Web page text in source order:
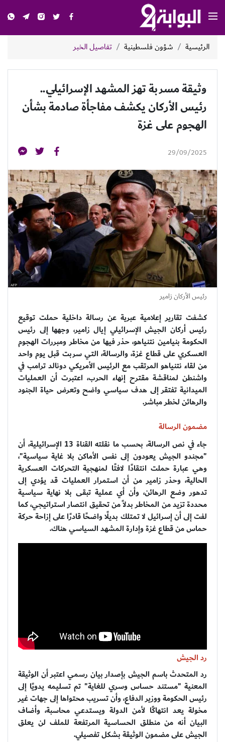
الرئيسية شؤون فلسطينية تفاصيل الخبر
وثيقة مسربة تهز المشهد الإسرائيلي..
رئيس الأركان يكشف مفاجأة صادمة بشأن
الهجوم على غزة
29/09/2025
رئيس الأركان زامير
كشفت تقارير إعلامية عبرية عن رسالة داخلية حملت توقيع
رئيس أركان الجيش الإسرائيلي إيال زامير، وجهها إلى رئيس
الحكومة بنيامين نتنياهو، حذر فيها من مخاطر ومبررات الهجوم
العسكري على قطاع غزة، والرسالة، التي سربت قبل يوم واحد
من لقاء نتنياهو المرتقب مع الرئيس الأمريكي دونالد ترامب في
واشنطن لمناقشة مقترح إنهاء الحرب، اعتبرت أن العمليات
الميدانية تفتقر إلى هدف سياسي واضح وتعرض حياة الجنود
والرهائن لخطر مباشر.
مضمون الرسالة
جاء في نص الرسالة، بحسب ما نقلته القناة 13 الإسرائيلية، أن
"مجندو الجيش يعودون إلى نفس الأماكن بلا غاية سياسية"،
وهي عبارة حملت انتقادًا لافتًا لمنهجية التحركات العسكرية
الحالية، وحذر زامير من أن استمرار العمليات قد يؤدي إلى
تدهور وضع الرهائن، وأن أي عملية تبقى بلا نهاية سياسية
محددة تزيد من المخاطر بدلاً من تحقيق انتصار استراتيجي، كما
لفت إلى أن إسرائيل لا تمتلك بديلًا واضحًا قادرًا على إزاحة حركة
حماس من قطاع غزة وإدارة المشهد السياسي هناك.
رد الجيش
رد المتحدث باسم الجيش بإصدار بيان رسمي اعتبر أن الوثيقة
المعنية "مستند حساس وسري للغاية" تم تسليمه يدويًا إلى
رئيس الحكومة ووزير الدفاع، وأن تسريب محتواها إلى جهات غير
مخولة يعد انتهاكًا لأمن الدولة ويستدعي محاسبة، وأضاف
البيان أنه من منطلق الحساسية المرتفعة للملف لن يعلق
الجيش على مضمون الوثيقة بشكل تفصيلي.